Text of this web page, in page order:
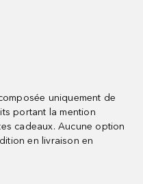
uniquement de
portant la mention
cadeaux. Aucune option
en livraison en